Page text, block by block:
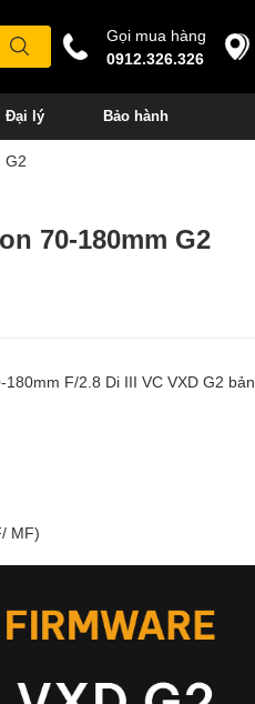
Gọi mua hàng
0912.326.326
Đại lý Bảo hành
G2
70-180mm G2
F/2.8 Di III VC VXD G2 bản
MF)